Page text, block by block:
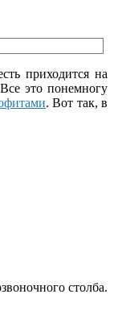
приходится на
это понемногу
. Вот так, в
столба.